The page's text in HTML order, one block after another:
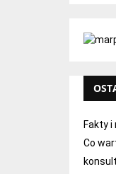
Fakty
Co